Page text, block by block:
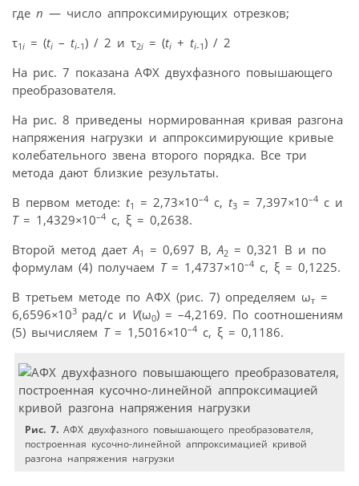
где n — число аппроксимирующих отрезков;
τ1i = (ti – ti-1) / 2 и τ2i = (ti + ti-1) / 2
На рис. 7 показана АФХ двухфазного повышающего
преобразователя.
На рис. 8 приведены нормированная кривая разгона
напряжения нагрузки и аппроксимирующие кривые
колебательного звена второго порядка. Все три
метода дают близкие результаты.
В первом методе: t1 = 2,73×10–4 c, t3 = 7,397×10–4 c и
T= 1,4329×10–4 c, ξ = 0,2638.
Второй метод дает A1 = 0,697 B, A2 = 0,321 B и по
формулам (4) получаем T= 1,4737×10–4 c, ξ = 0,1225.
В третьем методе по АФХ (рис. 7) определяем ωт =
6,6596×103 рад/с и V(ω0) = –4,2169. По соотношениям
(5) вычисляем T= 1,5016×10–4 c, ξ = 0,1186.
Рис. 7.АФХ двухфазного повышающего преобразователя,
построенная кусочно-линейной аппроксимацией кривой
разгона напряжения нагрузки